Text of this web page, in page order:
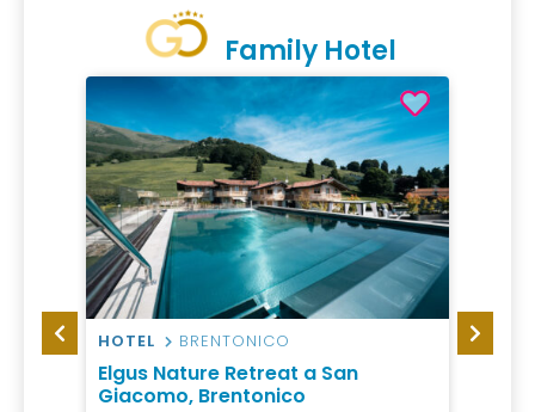
Family Hotel
HOTEL BRENTONICO
Elgus Nature Retreat a San
Giacomo, Brentonico
CASA